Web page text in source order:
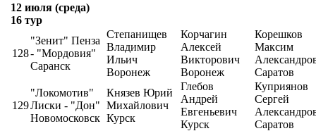
12 июля (среда)
16 тур
128
"Зенит" Пенза
- "Мордовия"
Саранск
Степанищев
Владимир
Ильич
Воронеж
Корчагин
Алексей
Викторович
Воронеж
Корешков
Максим
Саратов
129
"Локомотив"
Лиски - "Дон"
Новомосковск
Князев Юрий
Михайлович
Курск
Глебов
Андрей
Евгеньевич
Курск
Куприянов
Сергей
Саратов